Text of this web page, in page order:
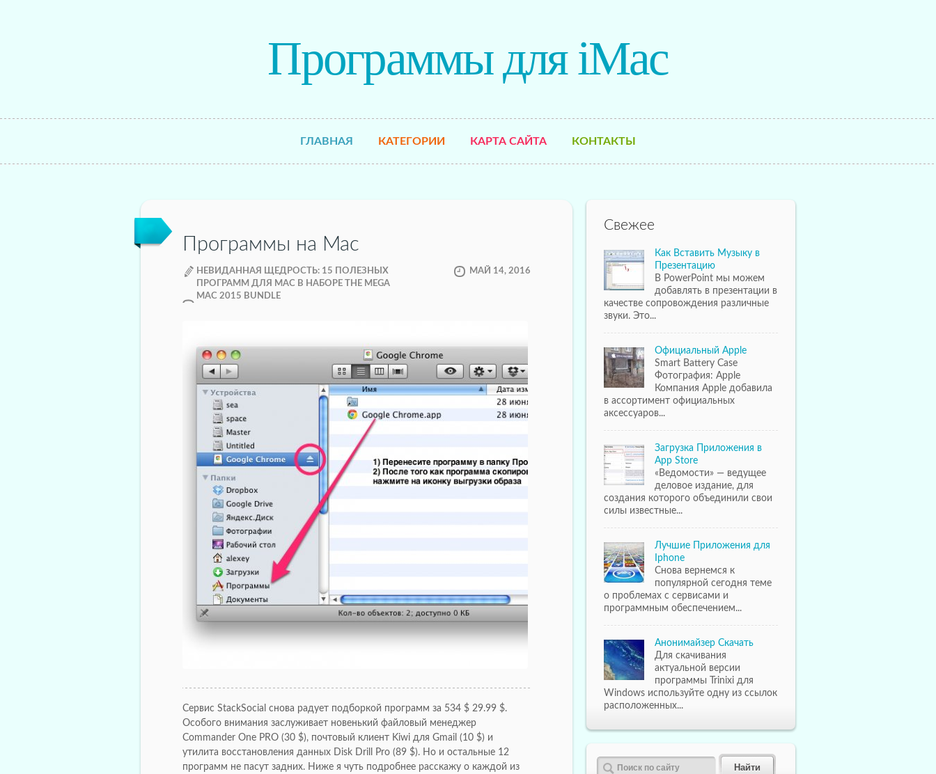
Программы для iMac
ГЛАВНАЯ КАТЕГОРИИ КАРТА САЙТА КОНТАКТЫ
Программы на Mac
НЕВИДАННАЯ ЩЕДРОСТЬ: 15 ПОЛЕЗНЫХ
ПРОГРАММ ДЛЯ MAC В НАБОРЕ THE MEGA
MAC 2015 BUNDLE
МАЙ 14, 2016
Сервис StackSocial снова радует подборкой программ за 534 $ 29.99 $.
Особого внимания заслуживает новенький файловый менеджер
Commander One PRO (30 $), почтовый клиент Kiwi для Gmail (10 $) и
утилита восстановления данных Disk Drill Pro (89 $). Но и остальные 12
программ не пасут задних. Ниже я чуть подробнее расскажу о каждой из
Свежее
Как Вставить Музыку в
Презентацию
В PowerPoint мы можем
добавлять в презентации в
качестве сопровождения различные
звуки. Это...
Официальный Apple
Smart Battery Case
Фотография: Apple
Компания Apple добавила
в ассортимент официальных
аксессуаров...
Загрузка Приложения в
App Store
«Ведомости» — ведущее
деловое издание, для
создания которого объединили свои
силы известные...
Лучшие Приложения для
Iphone
Снова вернемся к
популярной сегодня теме
о проблемах с сервисами и
программным обеспечением...
Анонимайзер Скачать
Для скачивания
актуальной версии
программы Trinixi для
Windows используйте одну из ссылок
расположенных...